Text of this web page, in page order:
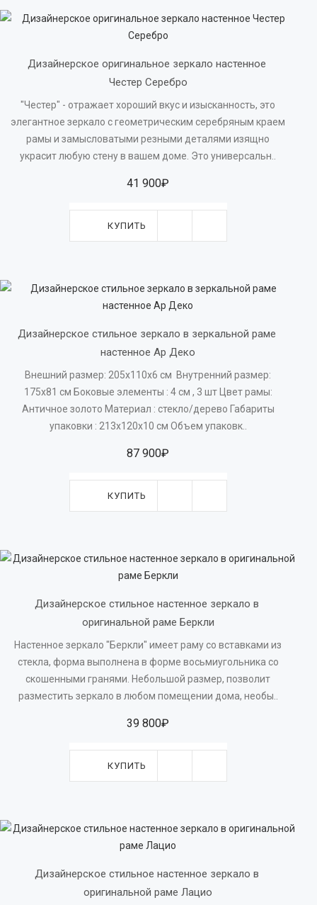
Дизайнерское оригинальное зеркало настенное
Честер Серебро
"Честер" - отражает хороший вкус и изысканность, это
элегантное зеркало с геометрическим серебряным краем
рамы и замысловатыми резными деталями изящно
украсит любую стену в вашем доме. Это универсальн..
41 900₽
КУПИТЬ
Дизайнерское стильное зеркало в зеркальной раме
настенное Ар Деко
Внешний размер: 205х110х6 см Внутренний размер:
175х81 см Боковые элементы : 4 см , 3 шт Цвет рамы:
Античное золото Материал : стекло/дерево Габариты
упаковки : 213х120х10 см Объем упаковк..
87 900₽
КУПИТЬ
Дизайнерское стильное настенное зеркало в
оригинальной раме Беркли
Настенное зеркало "Беркли" имеет раму со вставками из
стекла, форма выполнена в форме восьмиугольника со
скошенными гранями. Небольшой размер, позволит
разместить зеркало в любом помещении дома, необы..
39 800₽
КУПИТЬ
Дизайнерское стильное настенное зеркало в
оригинальной раме Лацио